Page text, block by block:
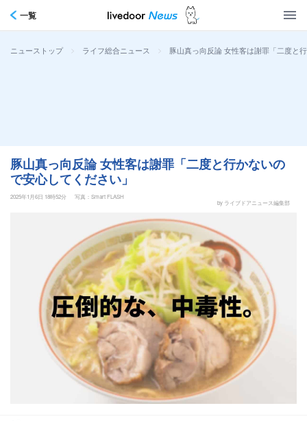
一覧
ニューストップ > ライフ総合ニュース > 豚山真っ向反論 女性客は謝罪「二度と
豚山真っ向反論 女性客は謝罪「二度と行かないの
で安心してください」
2025年1月6日 18時52分
写真：Smart FLASH
by ライブドアニュース編集部